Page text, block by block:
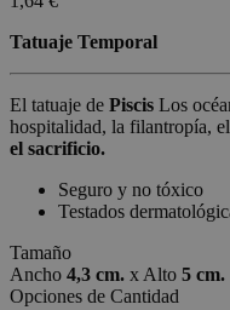
Tatuaje Temporal
El tatuaje de Piscis Los
hospitalidad, la filantropía,
el sacrificio.
Seguro y no tóxico
Testados
Tamaño
Ancho 4,3 cm. x Alto 5 cm.
Opciones de Cantidad